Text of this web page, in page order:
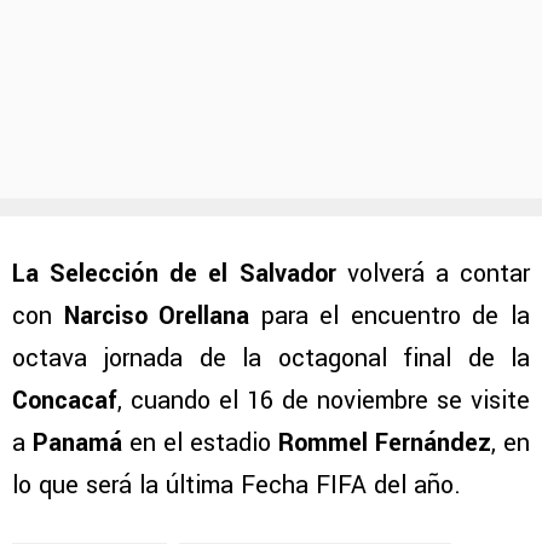
La Selección de el Salvadorvolverá a contar
con Narciso Orellana para el encuentro de la
octava jornada de la octagonal final de la
Concacaf, cuando el 16 de noviembre se visite
a Panamá en el estadio Rommel Fernández, en
lo que será la última Fecha FIFA del año.